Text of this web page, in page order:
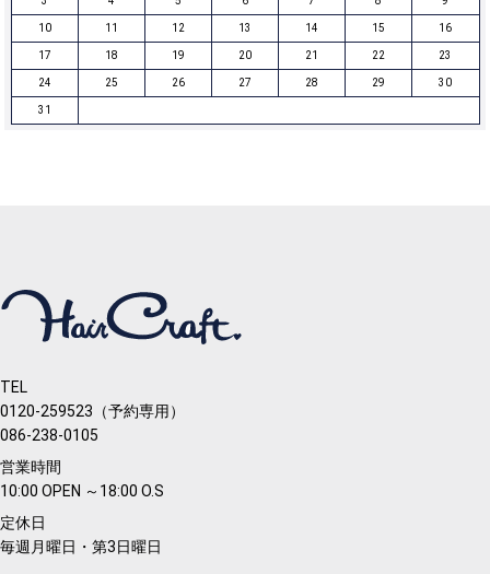
10 11 12 13 14 15 16
17 18 19 20 21 22 23
24 25 26 27 28 29 30
31
TEL
0120-259523（予約専用）
086-238-0105
営業時間
10:00 OPEN ～18:00 O.S
定休日
毎週月曜日・第3日曜日